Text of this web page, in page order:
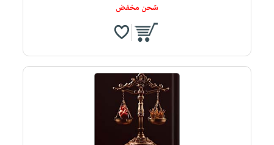
شحن مخفض